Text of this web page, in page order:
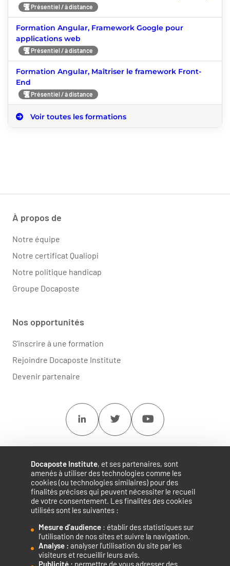
Docaposte Institute, et ses partenaires, sont
amenés à utiliser des technologies comme les
cookies (ou technologies similaires) pour des
finalités précises qui peuvent nécessiter le recueil
de votre consentement. Les finalités des cookies
utilisés sont les suivantes :
Mesure d’audience : établir des statistiques sur
l’utilisation de nos sites et suivre la navigation.
Analyse : analyser l’utilisation du site par les
visiteurs et recueillir leurs avis.
Publicité : permettre de vous adresser des
Présentiel / à distance
Formation Angular, Framework Google pour
applications web
Présentiel / à distance
Formation Angular, Maîtriser le framework Front-
End
Présentiel / à distance
Voir toutes les formations
Accélérateur de compétences numériques.
À propos de
Notre équipe
Notre certificat Qualiopi
Notre politique handicap
Groupe Docaposte
Nos opportunités
S'inscrire à une formation
Rejoindre Docaposte Institute
Devenir partenaire
Linkedin Twitter Youtube